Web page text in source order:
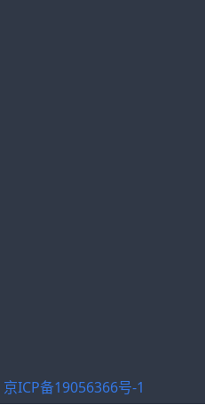
京ICP备19056366号-1